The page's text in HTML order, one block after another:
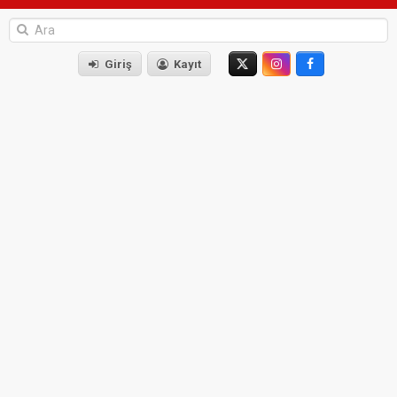
Giriş Kayıt